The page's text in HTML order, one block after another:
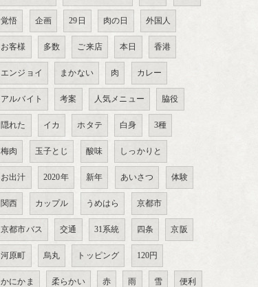
覚悟 企画 29日 肉の日 外国人
お客様 多数 ご来店 本日 香港
エンジョイ まかない 肉 カレー
アルバイト 考案 人気メニュー 脇役
隠れた イカ ホタテ 白身 3種
梅肉 玉子とじ 酸味 しっかりと
お出汁 2020年 新年 あいさつ 体験
関西 カップル うめはら 京都市
京都市バス 交通 31系統 四条 京阪
河原町 烏丸 トッピング 120円
かにかま 柔らかい 赤 雨 雪 便利